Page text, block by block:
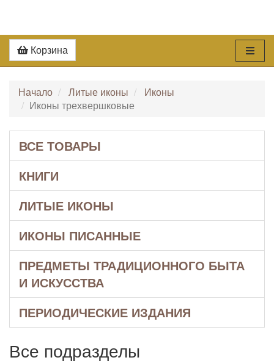
Корзина
Начало Литые иконы
Иконы
Иконы трехвершковые
ВСЕ ТОВАРЫ
КНИГИ
ЛИТЫЕ ИКОНЫ
ИКОНЫ ПИСАННЫЕ
ПРЕДМЕТЫ ТРАДИЦИОННОГО БЫТА
И ИСКУССТВА
ПЕРИОДИЧЕСКИЕ ИЗДАНИЯ
Все подразделы